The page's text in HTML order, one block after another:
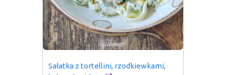
Sałatka z tortellini, rzodkiewkami,